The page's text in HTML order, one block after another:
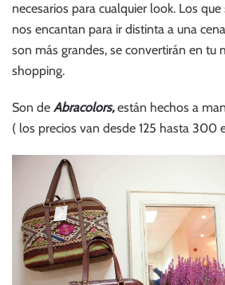
necesarios para cualquier look. Los
nos encantan para ir distinta a una
son más grandes, se convertirán en tu
shopping.
Son de Abracolors,están hechos a
( los precios van desde 125 hasta 300